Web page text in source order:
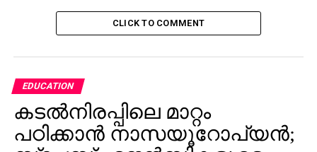
പൂര്‍ത്തിയാക്കുമെന്ന്.’-ജിനു എബ്രഹാം പറയുന്നു.
RELATED TOPICS: #BHAVANA
ACTRESS BHAVANA
UP NEXT
ബാംഗളൂരുവില്‍ തട്ടിക്കൊണ്ടുപോയ മലയാളി
എഞ്ചിനീയറിംഗ് വിദ്യാര്‍ത്ഥിയുടെ മൃതദേഹം
കണ്ടെത്തി; ആറുപേര്‍ കസ്റ്റഡിയില്‍
CLICK TO COMMENT
EDUCATION
കടല്‍നിരപ്പിലെ മാറ്റം
പഠിക്കാന്‍ നാസയൂറോപ്യന്‍;